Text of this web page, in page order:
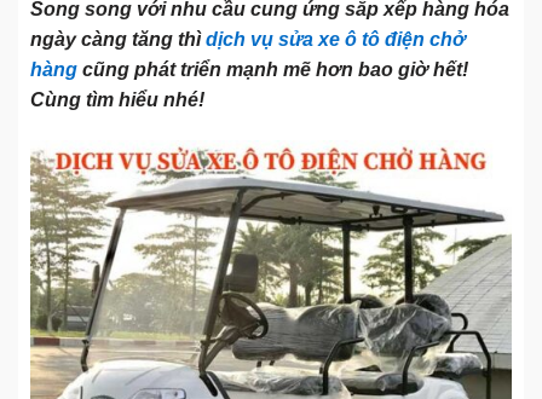
Song song với nhu cầu cung ứng sắp xếp hàng hóa
ngày càng tăng thìdịch vụ sửa xe ô tô điện chở
hàng cũng phát triển mạnh mẽ hơn bao giờ hết!
Cùng tìm hiểu nhé!